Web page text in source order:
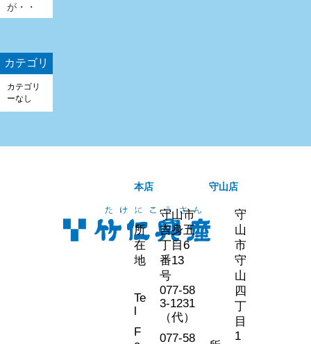
が・・
カテゴリ
カテゴリ
ーなし
本店
所
在
地
守山市
吉身五
丁目6
番13
号
Te
l
077-58
3-1231
（代）
F
077-58
守山店
守
山
市
守
山
四
丁
目
1